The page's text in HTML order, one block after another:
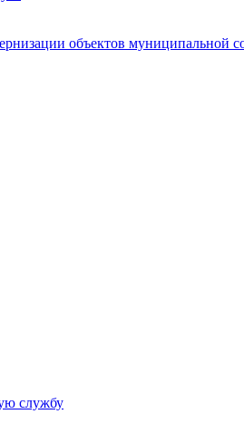
объектов муниципальной
службу